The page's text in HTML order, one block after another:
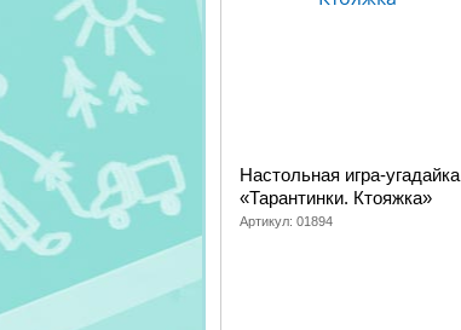
Настольная игра-угадайка
«Тарантинки. Ктояжка»
Артикул: 01894